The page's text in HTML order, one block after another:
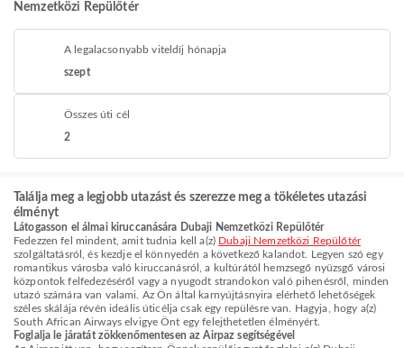
Nemzetközi Repülőtér
A legalacsonyabb viteldíj hónapja
szept
Összes úti cél
2
Találja meg a legjobb utazást és szerezze meg a tökéletes utazási
élményt
Látogasson el álmai kiruccanására Dubaji Nemzetközi Repülőtér
Fedezzen fel mindent, amit tudnia kell a(z) Dubaji Nemzetközi Repülőtér
szolgáltatásról, és kezdje el könnyedén a következő kalandot. Legyen szó egy
romantikus városba való kiruccanásról, a kultúrától hemzsegő nyüzsgő városi
központok felfedezéséről vagy a nyugodt strandokon való pihenésről, minden
utazó számára van valami. Az Ön által karnyújtásnyira elérhető lehetőségek
széles skálája révén ideális úticélja csak egy repülésre van. Hagyja, hogy a(z)
South African Airways elvigye Önt egy felejthetetlen élményért.
Foglalja le járatát zökkenőmentesen az Airpaz segítségével